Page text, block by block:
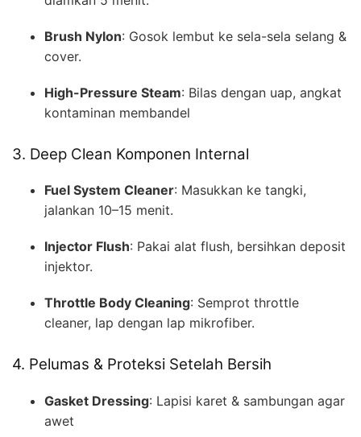
Brush Nylon: Gosok lembut ke sela-sela selang &
cover.
High-Pressure Steam: Bilas dengan uap, angkat
kontaminan membandel
3. Deep Clean Komponen Internal
Fuel System Cleaner: Masukkan ke tangki,
jalankan 10–15 menit.
Injector Flush: Pakai alat flush, bersihkan deposit
injektor.
Throttle Body Cleaning: Semprot throttle
cleaner, lap dengan lap mikrofiber.
4. Pelumas & Proteksi Setelah Bersih
Gasket Dressing: Lapisi karet & sambungan agar
awet